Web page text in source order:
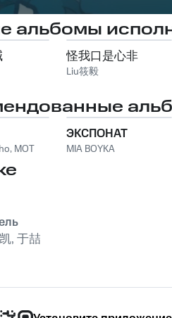
альбомы
怪我口是心非
Liu筱毅
, MOT
ЭКСПОНАТ
MIA BOYKA
, 于喆